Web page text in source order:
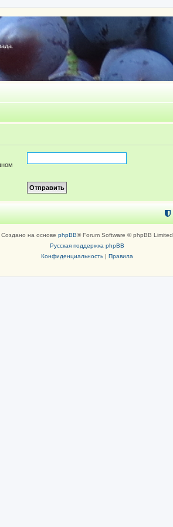
Создано на основе phpBB® Forum Software © phpBB Limited
Русская поддержка phpBB
Конфиденциальность| Правила